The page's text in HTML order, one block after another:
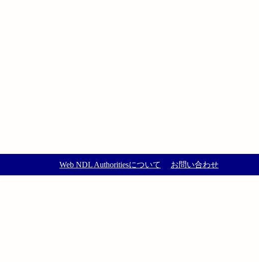
Web NDL Authoritiesについて お問い合わせ